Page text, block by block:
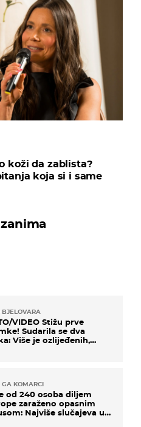
koži da zablista?
koja si i same
BJELOVARA
VIDEO Stižu prve
Sudarila se dva
Više je ozlijeđenih,
GA KOMARCI
od 240 osoba diljem
zaraženo opasnim
Najviše slučajeva u